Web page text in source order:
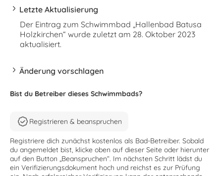
Letzte Aktualisierung
Der Eintrag zum Schwimmbad „Hallenbad Batusa
Holzkirchen“ wurde zuletzt am 28. Oktober 2023
aktualisiert.
Änderung vorschlagen
Bist du Betreiber dieses Schwimmbads?
Registrieren & beanspruchen
Registriere dich zunächst kostenlos als Bad-Betreiber. Sobald
du angemeldet bist, klicke oben auf dieser Seite oder hierunter
auf den Button „Beanspruchen“. Im nächsten Schritt lädst du
ein Verifizierungsdokument hoch und reichst es zur Prüfung